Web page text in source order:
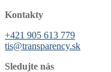
Kontakty
+421 905 613 779
tis@transparency.sk
Sledujte nás